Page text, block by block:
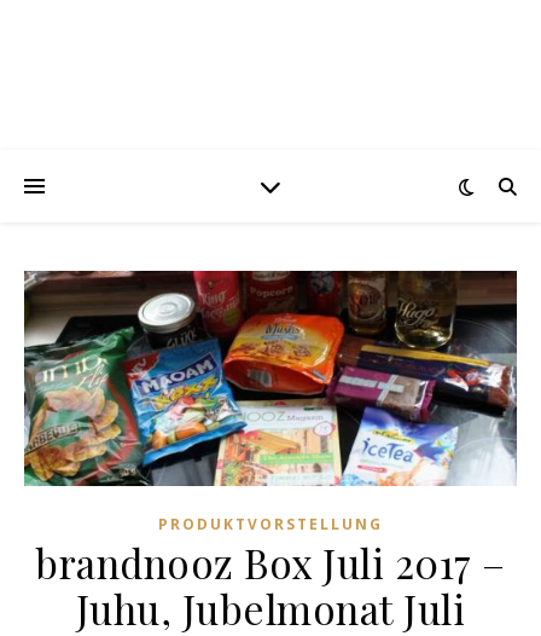
PRODUKTVORSTELLUNG
brandnooz Box Juli 2017 –
Juhu, Jubelmonat Juli